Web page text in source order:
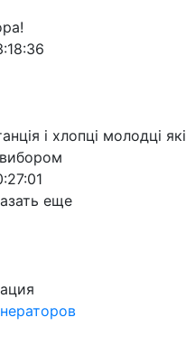
і хлопці молодці які
еще